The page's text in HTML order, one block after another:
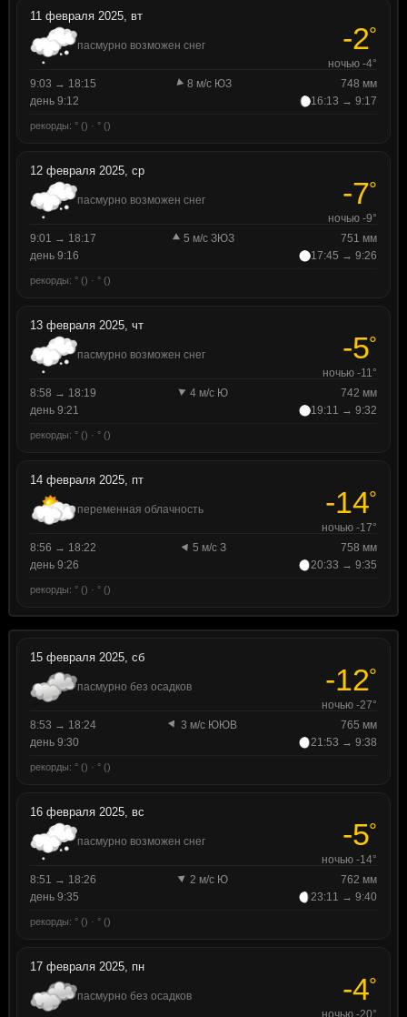
11 февраля 2025, вт
пасмурно возможен снег -2°
ночью -4°
9:03 → 18:15
8 м/с ЮЗ
748 мм
день 9:12
16:13 → 9:17
рекорды: ° () · ° ()
12 февраля 2025, ср
пасмурно возможен снег -7°
ночью -9°
9:01 → 18:17
5 м/с ЗЮЗ
751 мм
день 9:16
17:45 → 9:26
рекорды: ° () · ° ()
13 февраля 2025, чт
пасмурно возможен снег -5°
ночью -11°
8:58 → 18:19
4 м/с Ю
742 мм
день 9:21
19:11 → 9:32
рекорды: ° () · ° ()
14 февраля 2025, пт
переменная облачность -14°
ночью -17°
8:56 → 18:22
5 м/с З
758 мм
день 9:26
20:33 → 9:35
рекорды: ° () · ° ()
15 февраля 2025, сб
пасмурно без осадков -12°
ночью -27°
8:53 → 18:24
3 м/с ЮЮВ
765 мм
день 9:30
21:53 → 9:38
рекорды: ° () · ° ()
16 февраля 2025, вс
пасмурно возможен снег -5°
ночью -14°
8:51 → 18:26
2 м/с Ю
762 мм
день 9:35
23:11 → 9:40
рекорды: ° () · ° ()
17 февраля 2025, пн
пасмурно без осадков -4°